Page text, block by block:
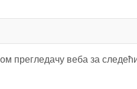
прегледачу веба за